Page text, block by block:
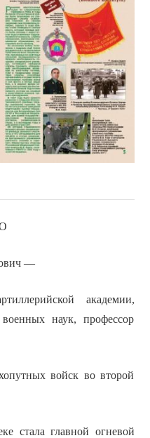
—
академии,
наук, профессор
войск во второй
стала главной огневой